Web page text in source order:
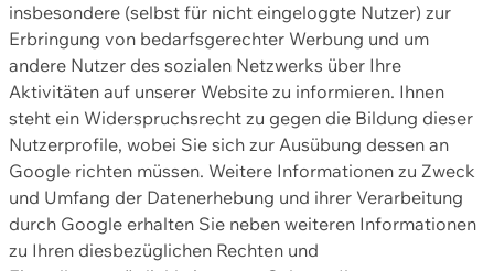
insbesondere (selbst für nicht eingeloggte Nutzer) zur
Erbringung von bedarfsgerechter Werbung und um
andere Nutzer des sozialen Netzwerks über Ihre
Aktivitäten auf unserer Website zu informieren. Ihnen
steht ein Widerspruchsrecht zu gegen die Bildung dieser
Nutzerprofile, wobei Sie sich zur Ausübung dessen an
Google richten müssen. Weitere Informationen zu Zweck
und Umfang der Datenerhebung und ihrer Verarbeitung
durch Google erhalten Sie neben weiteren Informationen
zu Ihren diesbezüglichen Rechten und